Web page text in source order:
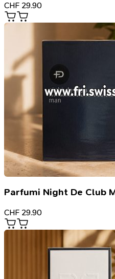
CHF 29.90
Parfumi Night De Club
CHF 29.90